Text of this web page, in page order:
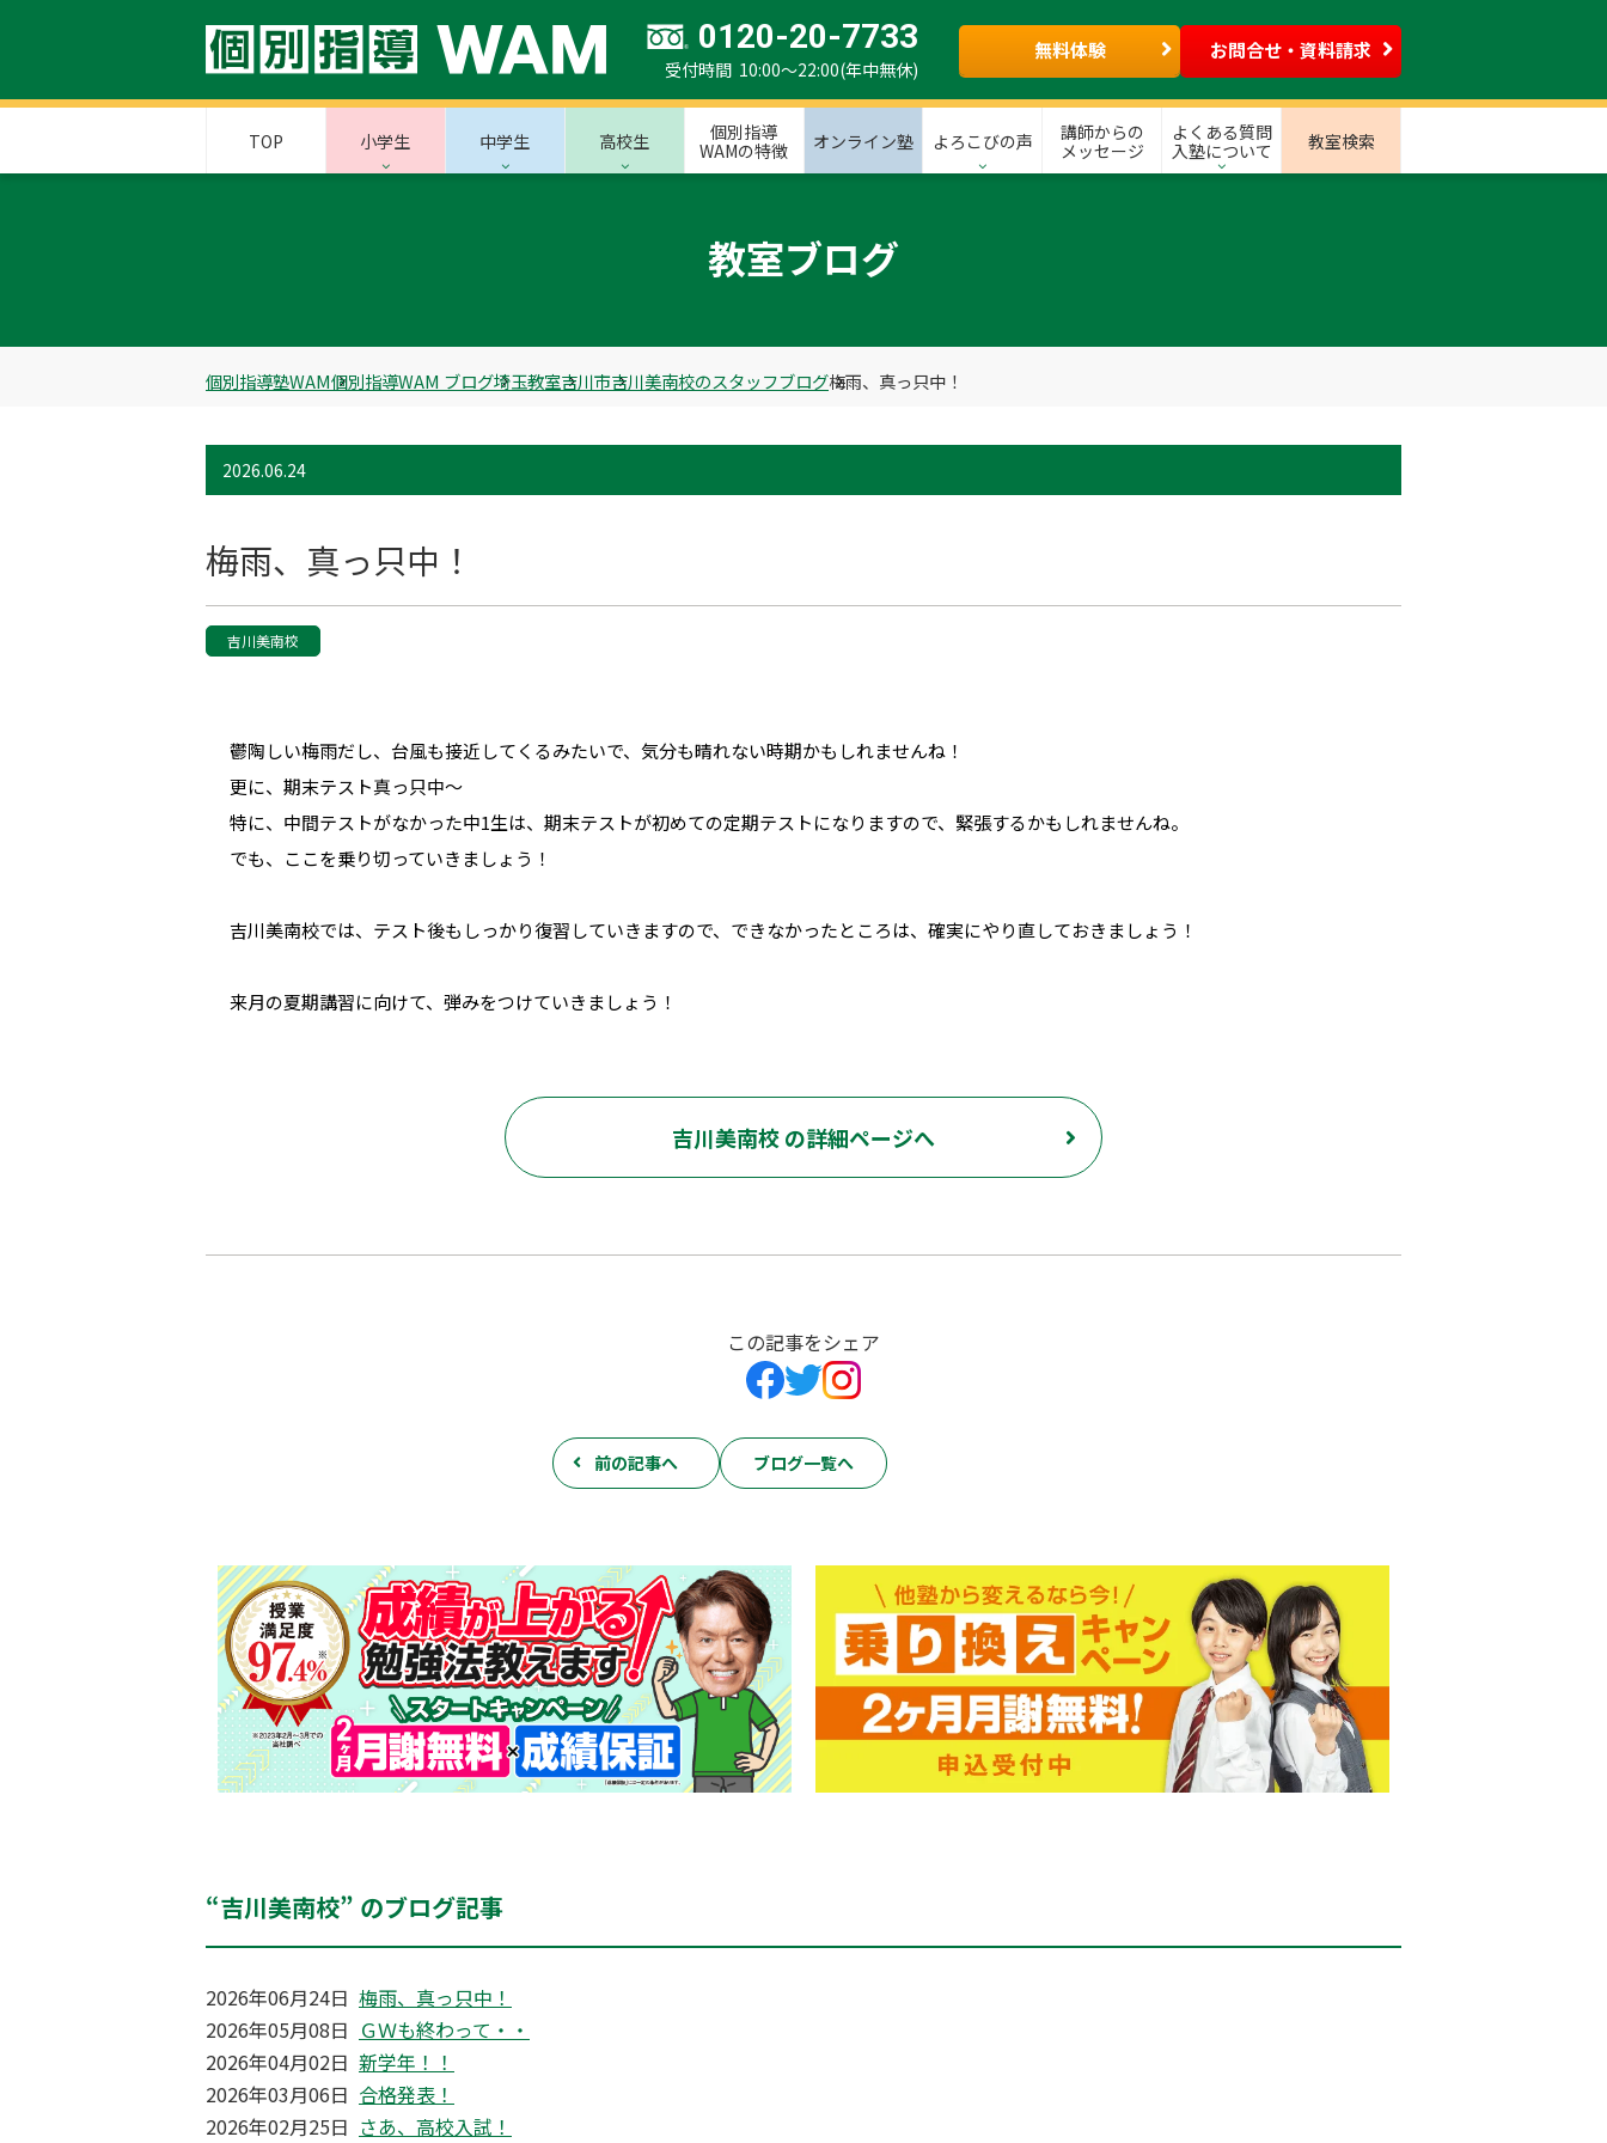
0120-20-7733
受付時間 10:00～22:00(年中無休)
無料体験 お問合せ・資料請求
TOP 小学生 中学生 高校生
個別指導
WAMの特徴
オンライン塾 よろこびの声
講師からの
メッセージ
よくある質問
入塾について
教室検索
教室ブログ
個別指導塾WAM個別指導WAM ブログ埼玉教室吉川市吉川美南校のスタッフブログ梅雨、真っ只中！
2026.06.24
梅雨、真っ只中！
吉川美南校
鬱陶しい梅雨だし、台風も接近してくるみたいで、気分も晴れない時期かもしれませんね！
更に、期末テスト真っ只中～
特に、中間テストがなかった中1生は、期末テストが初めての定期テストになりますので、緊張するかもしれませんね。
でも、ここを乗り切っていきましょう！
吉川美南校では、テスト後もしっかり復習していきますので、できなかったところは、確実にやり直しておきましょう！
来月の夏期講習に向けて、弾みをつけていきましょう！
吉川美南校 の詳細ページへ
この記事をシェア
前の記事へ ブログ一覧へ
“吉川美南校” のブログ記事
2026年06月24日 梅雨、真っ只中！
2026年05月08日 ＧＷも終わって・・
2026年04月02日 新学年！！
2026年03月06日 合格発表！
2026年02月25日 さあ、高校入試！